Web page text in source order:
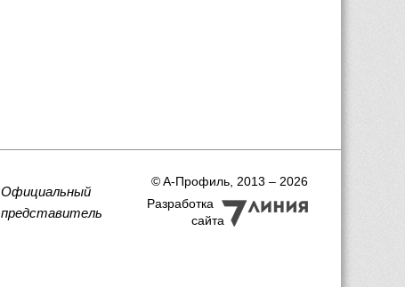
Официальный
представитель
© A-Профиль, 2013 – 2026
Разработка
сайта